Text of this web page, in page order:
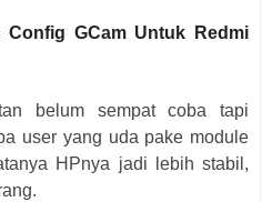
Config GCam Untuk Redmi
belum sempat coba tapi
user yang uda pake module
HPnya jadi lebih stabil,